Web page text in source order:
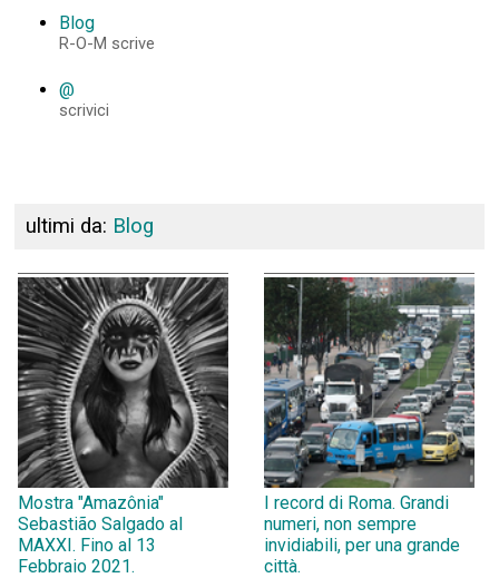
Blog
R-O-M scrive
@
scrivici
ultimi da: Blog
Mostra "Amazônia"
Sebastião Salgado al
MAXXI. Fino al 13
Febbraio 2021.
I record di Roma. Grandi
numeri, non sempre
invidiabili, per una grande
città.